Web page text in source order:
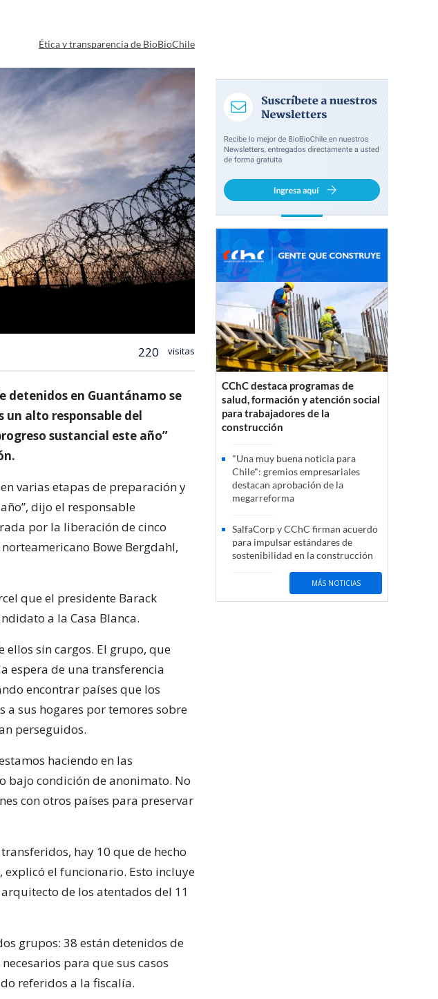
Ética y transparencia de BioBioChile
220 visitas
detenidos en Guantánamo se
un alto responsable del
sustancial este año”
varias etapas de preparación y
dijo el responsable
por la liberación de cinco
Bowe Bergdahl,
que el presidente Barack
a la Casa Blanca.
ellos sin cargos. El grupo, que
espera de una transferencia
encontrar países que los
a sus hogares por temores sobre
perseguidos.
haciendo en las
bajo condición de anonimato. No
con otros países para preservar
hay 10 que de hecho
explicó el funcionario. Esto incluye
de los atentados del 11
grupos: 38 están detenidos de
para que sus casos
referidos a la fiscalía.
CChC destaca programas de
salud, formación y atención social
para trabajadores de la
construcción
"Una muy buena noticia para
Chile": gremios empresariales
destacan aprobación de la
megarreforma
SalfaCorp y CChC firman acuerdo
para impulsar estándares de
sostenibilidad en la construcción
MÁS NOTICIAS